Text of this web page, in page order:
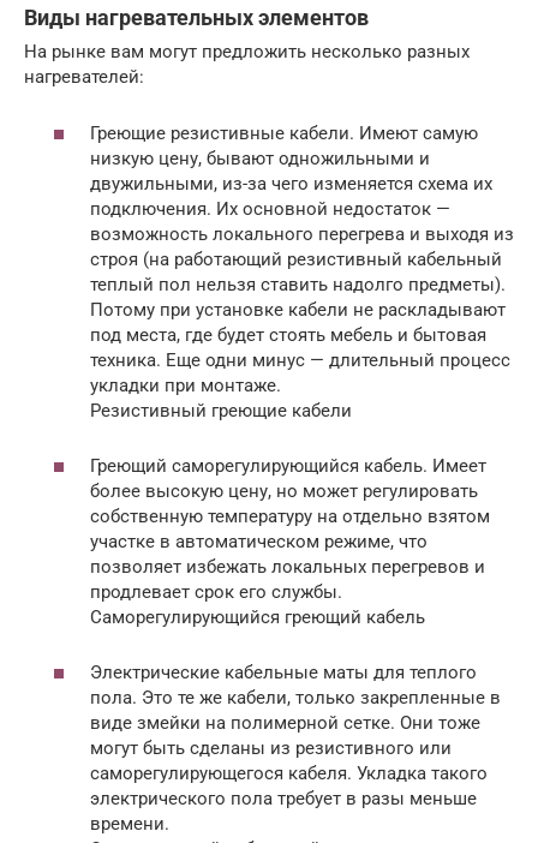
Виды нагревательных элементов
На рынке вам могут предложить несколько разных
нагревателей:
Греющие резистивные кабели. Имеют самую
низкую цену, бывают одножильными и
двужильными, из-за чего изменяется схема их
подключения. Их основной недостаток —
возможность локального перегрева и выходя из
строя (на работающий резистивный кабельный
теплый пол нельзя ставить надолго предметы).
Потому при установке кабели не раскладывают
под места, где будет стоять мебель и бытовая
техника. Еще одни минус — длительный процесс
укладки при монтаже.
Резистивный греющие кабели
Греющий саморегулирующийся кабель. Имеет
более высокую цену, но может регулировать
собственную температуру на отдельно взятом
участке в автоматическом режиме, что
позволяет избежать локальных перегревов и
продлевает срок его службы.
Саморегулирующийся греющий кабель
Электрические кабельные маты для теплого
пола. Это те же кабели, только закрепленные в
виде змейки на полимерной сетке. Они тоже
могут быть сделаны из резистивного или
саморегулирующегося кабеля. Укладка такого
электрического пола требует в разы меньше
времени.